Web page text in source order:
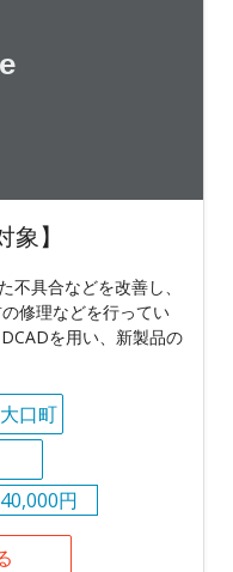
】
具合などを改善し、
修理などを行ってい
を用い、新製品の
口町
円